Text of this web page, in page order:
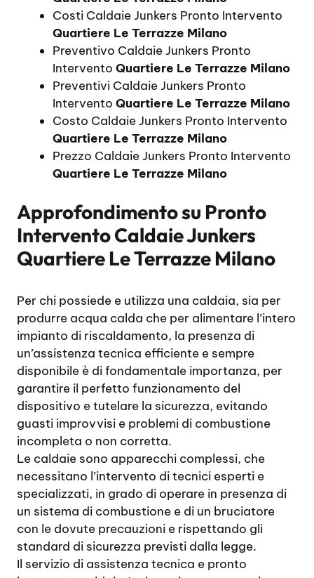
Costi Caldaie Junkers Pronto Intervento
Quartiere Le Terrazze Milano
Preventivo Caldaie Junkers Pronto
Intervento Quartiere Le Terrazze Milano
Preventivi Caldaie Junkers Pronto
Intervento Quartiere Le Terrazze Milano
Costo Caldaie Junkers Pronto Intervento
Quartiere Le Terrazze Milano
Prezzo Caldaie Junkers Pronto Intervento
Quartiere Le Terrazze Milano
Approfondimento su Pronto
Intervento Caldaie Junkers
Quartiere Le Terrazze Milano
Per chi possiede e utilizza una caldaia, sia per
produrre acqua calda che per alimentare l’intero
impianto di riscaldamento, la presenza di
un’assistenza tecnica efficiente e sempre
disponibile è di fondamentale importanza, per
garantire il perfetto funzionamento del
dispositivo e tutelare la sicurezza, evitando
guasti improvvisi e problemi di combustione
incompleta o non corretta.
Le caldaie sono apparecchi complessi, che
necessitano l’intervento di tecnici esperti e
specializzati, in grado di operare in presenza di
un sistema di combustione e di un bruciatore
con le dovute precauzioni e rispettando gli
standard di sicurezza previsti dalla legge.
Il servizio di assistenza tecnica e pronto